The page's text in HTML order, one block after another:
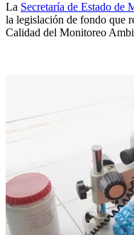
La Secretaría de Estado de
la legislación de fondo que
Calidad del Monitoreo